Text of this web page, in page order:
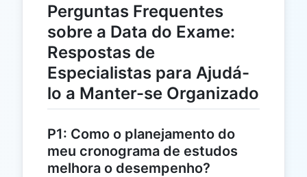
Perguntas Frequentes
sobre a Data do Exame:
Respostas de
Especialistas para Ajudá-
lo a Manter-se Organizado
P1: Como o planejamento do
meu cronograma de estudos
melhora o desempenho?